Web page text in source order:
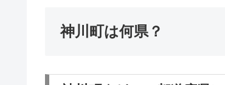
神川町は何県？